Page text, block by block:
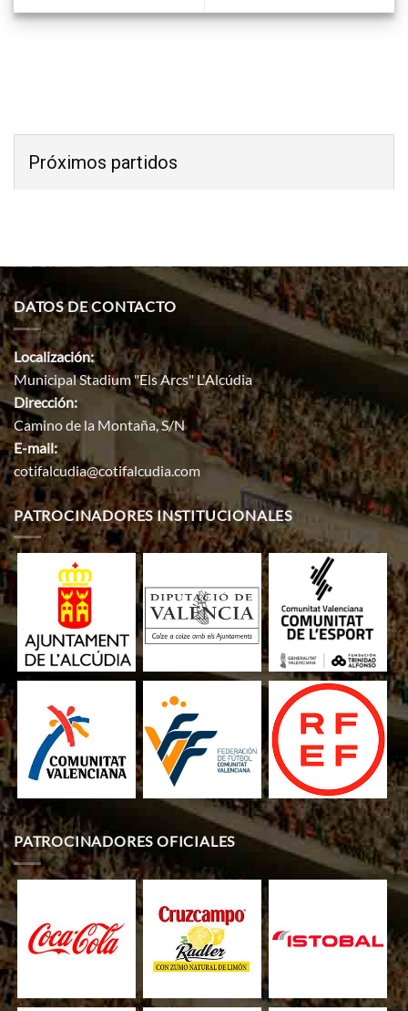
Próximos partidos
DATOS DE CONTACTO
Localización:
Municipal Stadium "Els Arcs" L'Alcúdia
Dirección:
Camino de la Montaña, S/N
E-mail:
cotifalcudia@cotifalcudia.com
PATROCINADORES INSTITUCIONALES
PATROCINADORES OFICIALES